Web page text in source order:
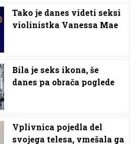
Tako je danes videti seksi
violinistka Vanessa Mae
Bila je seks ikona, še
danes pa obrača poglede
Vplivnica pojedla del
svojega telesa, vmešala ga